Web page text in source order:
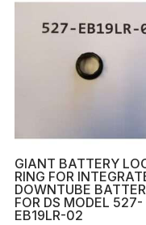
GIANT BATTERY
RING FOR
DOWNTUBE
FOR DS MODEL 527-
EB19LR-02